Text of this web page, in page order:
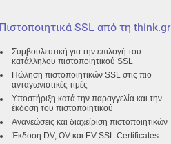
SSL από τη think.gr
Συμβουλευτική για την επιλογή του
κατάλληλου πιστοποιητικού SSL
Πώληση πιστοποιητικών SSL στις πιο
ανταγωνιστικές τιμές
Υποστήριξη κατά την παραγγελία και την
έκδοση του πιστοποιητικού
Ανανεώσεις και διαχείριση πιστοποιητικών
Έκδοση DV, OV και EV SSL Certificates